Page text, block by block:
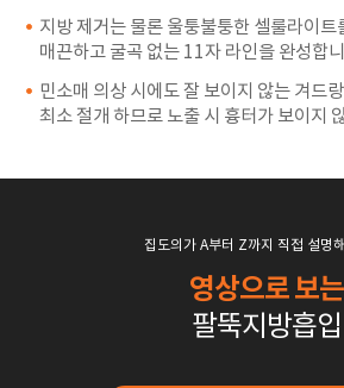
지방 제거는 물론 울퉁불퉁한 셀룰라이트
매끈하고 굴곡 없는 11자 라인을 완성합
민소매 의상 시에도 잘 보이지 않는 겨드
최소 절개 하므로 노출 시 흉터가 보이지
집도의가 A부터 Z까지 직접 설명
영상으로 보는
팔뚝지방흡입